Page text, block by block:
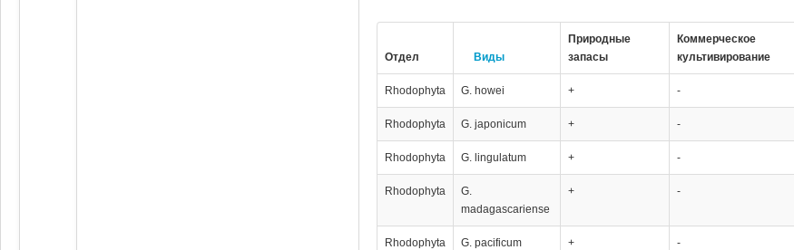
Отдел Виды
Природные
запасы
Коммерческое
культивирование
Rhodophyta G. howei + -
Rhodophyta G. japonicum + -
Rhodophyta G. lingulatum + -
Rhodophyta
G.
madagascariense
+ -
Rhodophyta G. pacificum + -